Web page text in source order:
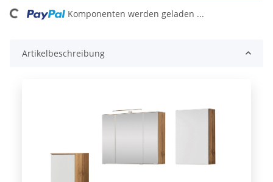
Loading... Komponenten werden geladen ...
Artikelbeschreibung